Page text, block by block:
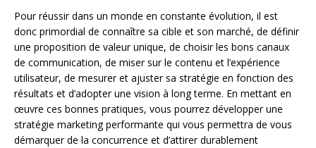
Pour réussir dans un monde en constante évolution, il est
donc primordial de connaître sa cible et son marché, de définir
une proposition de valeur unique, de choisir les bons canaux
de communication, de miser sur le contenu et l’expérience
utilisateur, de mesurer et ajuster sa stratégie en fonction des
résultats et d’adopter une vision à long terme. En mettant en
œuvre ces bonnes pratiques, vous pourrez développer une
stratégie marketing performante qui vous permettra de vous
démarquer de la concurrence et d’attirer durablement